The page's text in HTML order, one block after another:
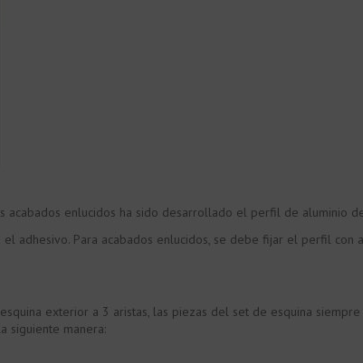
acabados enlucidos ha sido desarrollado el perfil de aluminio
adhesivo. Para acabados enlucidos, se debe fijar el perfil con
exterior a 3 aristas, las piezas del set de esquina
siguiente manera: